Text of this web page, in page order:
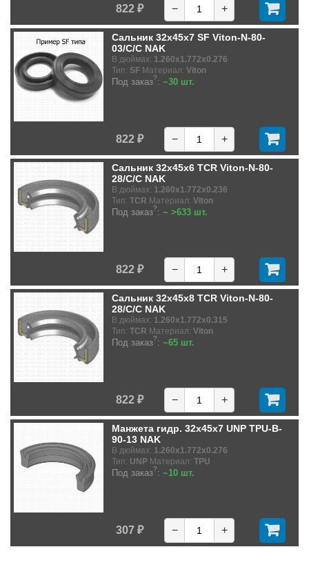
822 ₽ − +
Сальник 32x45x7 SF Viton-N-80-
03/C/C NAK
В дюймах: 1.260x1.772x0.276
Тип: SF Материал: Viton
Под заказ?: ~30 шт.
822 ₽ − +
Сальник 32x45x6 TCR Viton-N-80-
28/C/C NAK
В дюймах: 1.260x1.772x0.236
Тип: TCR Материал: Viton
Под заказ?: ~ >633 шт.
822 ₽ − +
Сальник 32x45x8 TCR Viton-N-80-
28/C/C NAK
В дюймах: 1.260x1.772x0.315
Тип: TCR Материал: Viton
Под заказ?: ~65 шт.
822 ₽ − +
Манжета гидр. 32x45x7 UNP TPU-B-
90-13 NAK
В дюймах: 1.260x1.772x0.276
Тип: UNP Материал: TPU
Под заказ?: ~10 шт.
307 ₽ − +